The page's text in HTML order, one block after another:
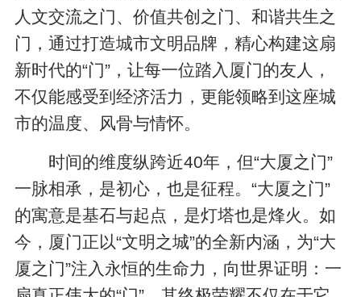
人文交流之门、价值共创之门、和谐共生之
门，通过打造城市文明品牌，精心构建这扇
新时代的“门”，让每一位踏入厦门的友人，
不仅能感受到经济活力，更能领略到这座城
市的温度、风骨与情怀。
时间的维度纵跨近40年，但“大厦之门”
一脉相承，是初心，也是征程。“大厦之门”
的寓意是基石与起点，是灯塔也是烽火。如
今，厦门正以“文明之城”的全新内涵，为“大
厦之门”注入永恒的生命力，向世界证明：一